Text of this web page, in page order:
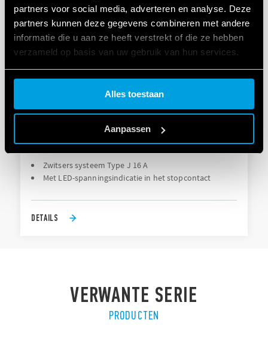
partners voor social media, adverteren en analyse. Deze
partners kunnen deze gegevens combineren met andere
informatie die u aan ze heeft verstrekt of die ze hebben
verzameld op basis van uw gebruik van hun services.
Cookie policy.
Alles toestaan
Aanpassen
TYPE 7U.23 - STOPCONTACT VOOR
Zwitsers systeem Type J 16 A
Met LED-spanningsindicatie in het stopcontact
DETAILS
VERWANTE SERIE
PRODUCTEN